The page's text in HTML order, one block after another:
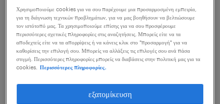
Το 2026, η δημιουργία ενός πραγματικά ευχάριστου
εργασιακού κλίματος αποτελεί την απόλυτη
προτεραιότητα για το ανθρώπινο δυναμικό στην
Ελλάδα.
Ωστόσο, τα στοιχεία της Randstad Hellas
Χρησιμοποιούμε cookies για να σου παρέχουμε μια προσαρμοσμένη εμπειρία,
για τη διάγνωση τεχνικών προβλημάτων, για να μας βοηθήσουν να βελτιώσουμε
τον ιστότοπό μας. Τα χρησιμοποιούμε επίσης για να σου προσφέρουμε
περισσότερες σχετικές πληροφορίες στις αναζητήσεις. Μπορείς είτε να τα
αποδεχτείς είτε να τα απορρίψεις ή να κάνεις κλικ στο "προσαρμογή" για να
καθορίσεις την επιλογή σου. Μπορείς να αλλάξεις τις επιλογές σου ανά πάσα
στιγμή. Περισσότερες πληροφορίες μπορείς να διαβάσεις στην πολιτική μας για τα
cookies.
Περισσότερες πληροφορίες.
εξατομίκευση